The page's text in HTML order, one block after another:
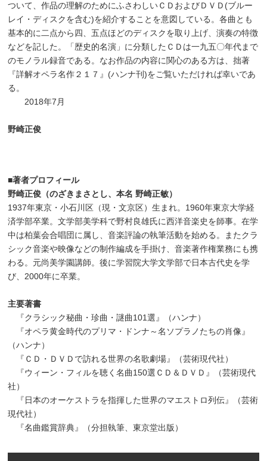
ついて、作品の理解のためにふさわしいＣＤおよびＤＶＤ (ブルー
レイ・ディスクを含む)を紹介することを意図している。各曲とも
基本的に二点から四、五点ほどのディスクを取り上げ、演奏の特徴
などを記した。「歴史的名演」に分類したＣＤは一九五〇年代まで
のモノラル録音である。なお作品の内容に関心のある方は、拙著
『詳解オペラ名作２１７』 (ハンナ刊)をご覧いただければ幸いであ
る。
2018年7月
野崎正俊
■著者プロフィール
野崎正俊（のざきまさとし、本名 野崎正敏）
1937年東京・小石川区（現・文京区）生まれ。 1960年東京大学経
済学部卒業。文学部美学科で野村良雄氏に西洋音楽史を師事。在学
中は柏葉会合唱団に属し、音楽評論の執筆活動を始める。またクラ
シック音楽や映像などの制作編成を手掛け、音楽著作権業務にも携
わる。元尚美学園講師。後に学習院大学文学部で日本古代史を学
び、2000年に卒業。
主要著書
『クラシック秘曲・珍曲・謎曲101選』（ハンナ）
『オペラ黄金時代のプリマ・ドンナ～名ソプラノたちの肖像』
（ハンナ）
『ＣＤ・ＤＶＤで訪れる世界の名歌劇場』（芸術現代社）
『ウィーン・フィルを聴く名曲150選ＣＤ＆ＤＶＤ』（芸術現代
社）
『日本のオーケストラを指揮した世界のマエストロ列伝』（芸術
現代社）
『名曲鑑賞辞典』（分担執筆、東京堂出版）